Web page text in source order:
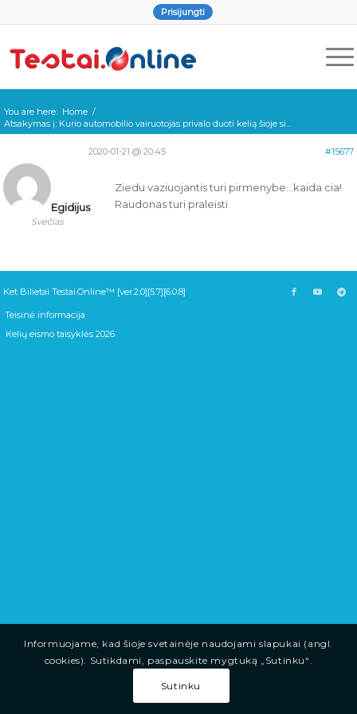
Prisijungti
You are here: Home /
Atsakymas į: Kurio automobilio vairuotojas privalo duoti kelią šioje si...
2020-01-21 @ 20:45 #15677
Egidijus
Svečias
Ziedu vaziuojantis turi pirmenybe…kaida cia!
Raudonas turi praleisti
Ket Bilietai Testai.Online™ [ver.2.0][5.7][6.0.8]
Teisinė informacija
Kelių eismo taisyklės 2026
Informuojame, kad šioje svetainėje naudojami slapukai (angl.
cookies). Sutikdami, paspauskite mygtuką „Sutinku“.
Sutinku